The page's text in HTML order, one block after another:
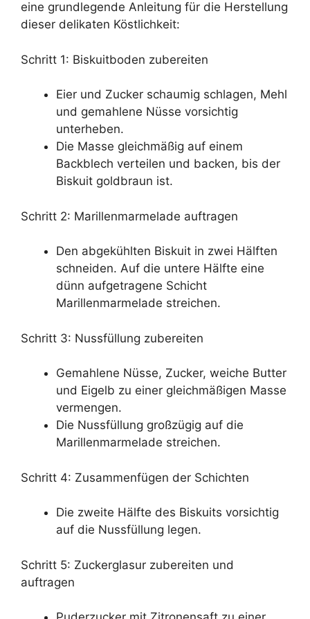
eine grundlegende Anleitung für die Herstellung
dieser delikaten Köstlichkeit:
Schritt 1: Biskuitboden zubereiten
Eier und Zucker schaumig schlagen, Mehl
und gemahlene Nüsse vorsichtig
unterheben.
Die Masse gleichmäßig auf einem
Backblech verteilen und backen, bis der
Biskuit goldbraun ist.
Schritt 2: Marillenmarmelade auftragen
Den abgekühlten Biskuit in zwei Hälften
schneiden. Auf die untere Hälfte eine
dünn aufgetragene Schicht
Marillenmarmelade streichen.
Schritt 3: Nussfüllung zubereiten
Gemahlene Nüsse, Zucker, weiche Butter
und Eigelb zu einer gleichmäßigen Masse
vermengen.
Die Nussfüllung großzügig auf die
Marillenmarmelade streichen.
Schritt 4: Zusammenfügen der Schichten
Die zweite Hälfte des Biskuits vorsichtig
auf die Nussfüllung legen.
Schritt 5: Zuckerglasur zubereiten und
auftragen